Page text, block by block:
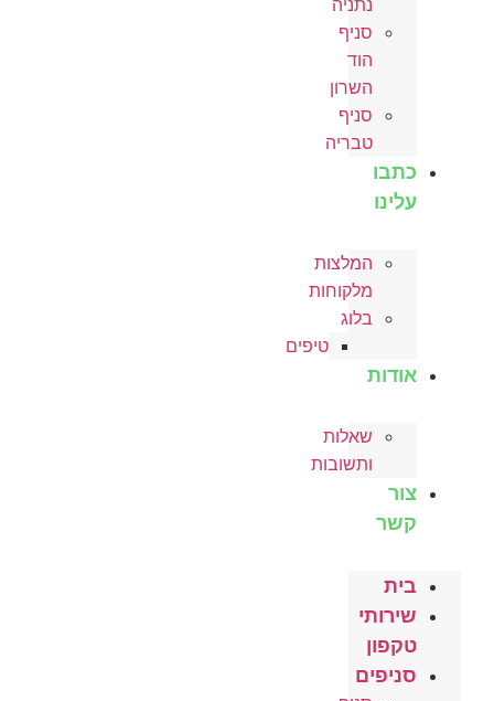
נתניה
סניף
הוד
השרון
סניף
טבריה
כתבו
עלינו
המלצות
מלקוחות
בלוג
טיפים
אודות
שאלות
ותשובות
צור
קשר
בית
שירותי
טקפון
סניפים